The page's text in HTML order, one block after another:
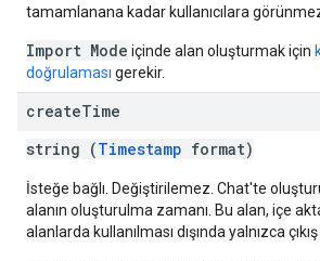
tamamlanana kadar kullanıcılara
Import Mode içinde alan oluşturmak için
doğrulaması gerekir.
createTime
string (Timestamp format)
İsteğe bağlı. Değiştirilemez. Chat'te
alanın oluşturulma zamanı. Bu alan, içe
alanlarda kullanılması dışında yalnızca